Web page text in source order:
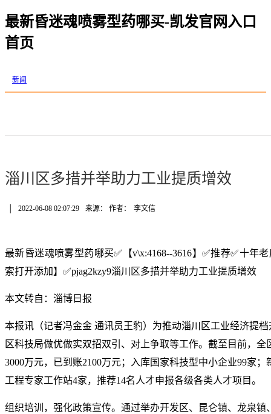
最新昏迷魂喷雾型药哪买-凯发官网入口
首页
新闻
淄川区多措并举助力工业提质增效
2022-06-08 02:07:29 来源： 作者： 李文信
最新昏迷魂喷雾型药哪买✅【v\x:4168--3616】✅推荐✅十年
索打开添加】✅pjag2kzy9淄川区多措并举助力工业提质增效
本文转自：淄博日报
本报讯（记者冯金金 通讯员王豹）为推动淄川区工业经济提
区科技局做优做实双招双引、对上争取等工作。截至目前，
3000万元，已到账2100万元；入库国家科技型中小企业99家
工程专家工作站4家，推荐14名人才申报各级各类人才项目。
组织培训，强化政策宣传。通过举办开发区、昆仑镇、龙泉镇